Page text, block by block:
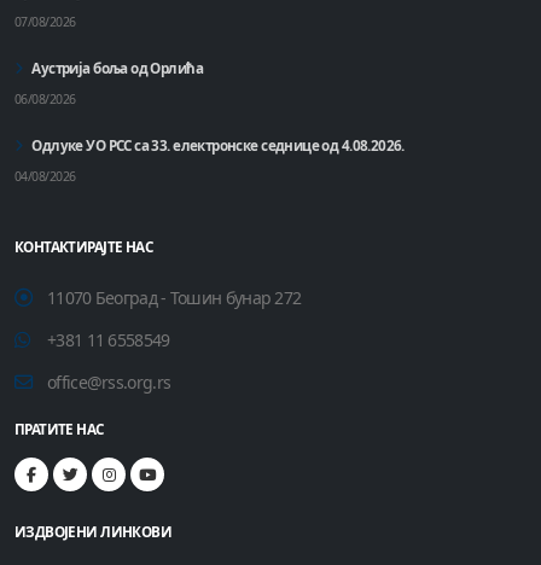
07/08/2026
Аустрија боља од Орлића
06/08/2026
Одлуке УО РСС са 33. електронске седнице од 4.08.2026.
04/08/2026
КОНТАКТИРАЈТЕ НАС
11070 Београд - Тошин бунар 272
+381 11 6558549
office@rss.org.rs
ПРАТИТЕ НАС
ИЗДВОЈЕНИ ЛИНКОВИ